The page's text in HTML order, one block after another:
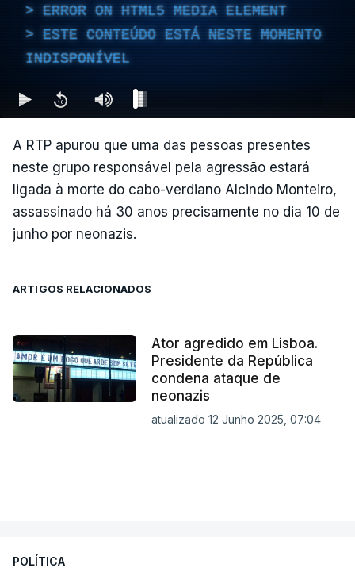
ERROR ON HTML5 MEDIA ELEMENT
ESTE CONTEÚDO ESTÁ NESTE MOMENTO
INDISPONÍVEL
A RTP apurou que uma das pessoas presentes
neste grupo responsável pela agressão estará
ligada à morte do cabo-verdiano Alcindo Monteiro,
assassinado há 30 anos precisamente no dia 10 de
junho por neonazis.
ARTIGOS RELACIONADOS
Ator agredido em Lisboa.
Presidente da República
condena ataque de
neonazis
atualizado 12 Junho 2025, 07:04
POLÍTICA